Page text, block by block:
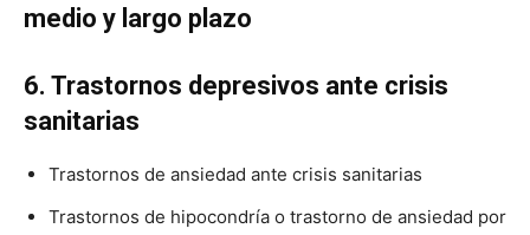
medio y largo plazo
6. Trastornos depresivos ante crisis
sanitarias
Trastornos de ansiedad ante crisis sanitarias
Trastornos de hipocondría o trastorno de ansiedad por